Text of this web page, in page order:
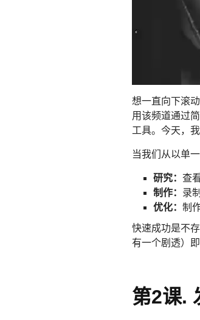
想一直向下滚
用该频道通过
工具。今天，
当我们从以单
研究： 查
制作： 录
优化： 制
快速成功是不
有一个剧透）
第2课.